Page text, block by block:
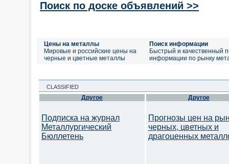
Поиск по доске объявлений >>
Цены на металлы
Мировые и российские цены на
черные и цветные металлы
Поиск информации
Быстрый и качественный
информации по рынку
CLASSIFIED
Другое
Подписка на журнал
Металлургический
Бюллетень
Другое
Прогнозы цен на
черных, цветных и
драгоценных